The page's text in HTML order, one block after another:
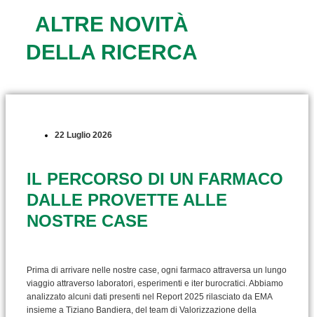
ALTRE NOVITÀ
DELLA RICERCA
22 Luglio 2026
IL PERCORSO DI UN FARMACO
DALLE PROVETTE ALLE
NOSTRE CASE
Prima di arrivare nelle nostre case, ogni farmaco attraversa un lungo
viaggio attraverso laboratori, esperimenti e iter burocratici. Abbiamo
analizzato alcuni dati presenti nel Report 2025 rilasciato da EMA
insieme a Tiziano Bandiera, del team di Valorizzazione della